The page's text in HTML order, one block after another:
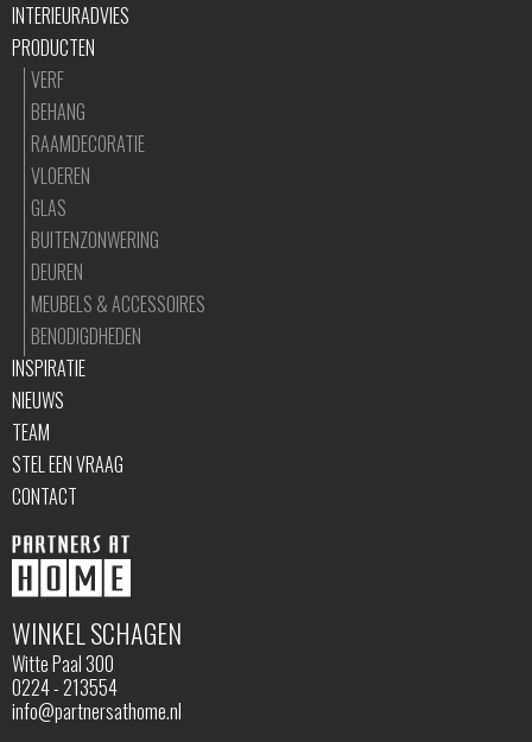
WINKEL SCHAGEN
Witte Paal 300
0224 - 213554
info@partnersathome.nl
INTERIEURADVIES
PRODUCTEN
VERF
BEHANG
RAAMDECORATIE
VLOEREN
GLAS
BUITENZONWERING
DEUREN
MEUBELS & ACCESSOIRES
BENODIGDHEDEN
INSPIRATIE
NIEUWS
TEAM
STEL EEN VRAAG
CONTACT